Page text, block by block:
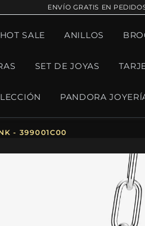
ENVÍO GRATIS EN
SALE ANILLOS
SET DE JOYAS
PANDORA
- 399001C00